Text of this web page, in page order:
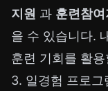
지원 과 훈련참
을 수 있습니다.
훈련 기회를 활
3. 일경험 프로그